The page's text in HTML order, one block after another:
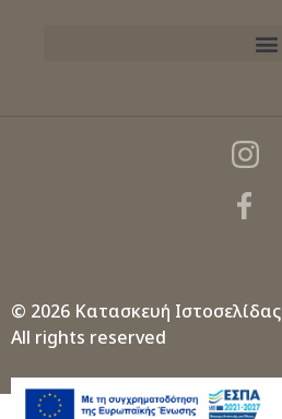
© 2026 Κατασκευή Ιστοσελίδας
All rights reserved